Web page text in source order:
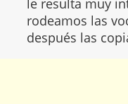
le resulta muy
rodeamos las
después las